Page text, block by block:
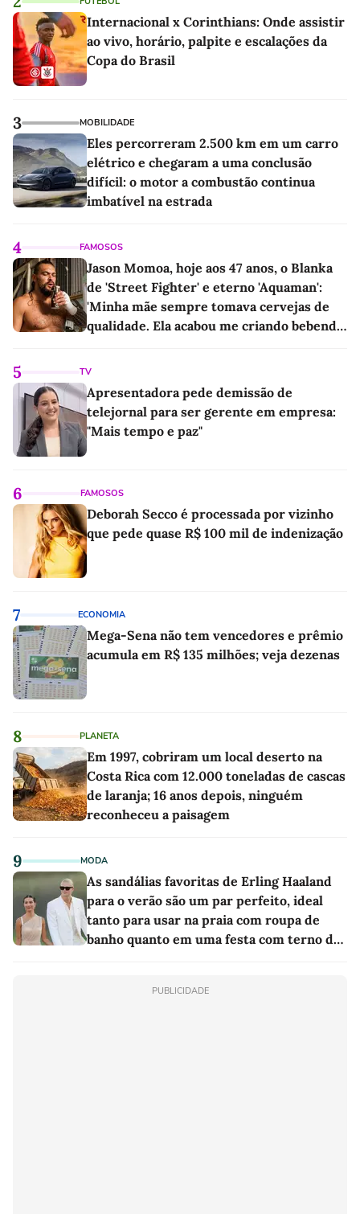
Internacional x Corinthians: Onde assistir
ao vivo, horário, palpite e escalações da
Copa do Brasil
3 MOBILIDADE
Eles percorreram 2.500 km em um carro
elétrico e chegaram a uma conclusão
difícil: o motor a combustão continua
imbatível na estrada
4 FAMOSOS
Jason Momoa, hoje aos 47 anos, o Blanka
de 'Street Fighter' e eterno 'Aquaman':
'Minha mãe sempre tomava cervejas de
qualidade. Ela acabou me criando bebendo
5 TV
Apresentadora pede demissão de
telejornal para ser gerente em empresa:
"Mais tempo e paz"
6 FAMOSOS
Deborah Secco é processada por vizinho
que pede quase R$ 100 mil de indenização
7 ECONOMIA
Mega-Sena não tem vencedores e prêmio
acumula em R$ 135 milhões; veja dezenas
8 PLANETA
Em 1997, cobriram um local deserto na
Costa Rica com 12.000 toneladas de cascas
de laranja; 16 anos depois, ninguém
reconheceu a paisagem
9 MODA
As sandálias favoritas de Erling Haaland
para o verão são um par perfeito, ideal
tanto para usar na praia com roupa de
banho quanto em uma festa com terno de
PUBLICIDADE